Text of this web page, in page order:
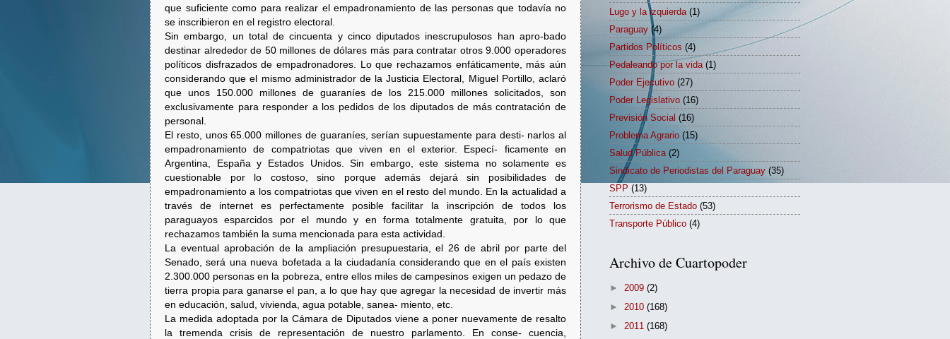
que suficiente como para realizar el empadronamiento de las personas que todavía no
se inscribieron en el registro electoral.
Sin embargo, un total de cincuenta y cinco diputados inescrupulosos han apro-bado
destinar alrededor de 50 millones de dólares más para contratar otros 9.000 operadores
políticos disfrazados de empadronadores. Lo que rechazamos enfáticamente, más aún
considerando que el mismo administrador de la Justicia Electoral, Miguel Portillo, aclaró
que unos 150.000 millones de guaraníes de los 215.000 millones solicitados, son
exclusivamente para responder a los pedidos de los diputados de más contratación de
personal.
El resto, unos 65.000 millones de guaraníes, serían supuestamente para desti- narlos al
empadronamiento de compatriotas que viven en el exterior. Especí- ficamente en
Argentina, España y Estados Unidos. Sin embargo, este sistema no solamente es
cuestionable por lo costoso, sino porque además dejará sin posibilidades de
empadronamiento a los compatriotas que viven en el resto del mundo. En la actualidad a
través de internet es perfectamente posible facilitar la inscripción de todos los
paraguayos esparcidos por el mundo y en forma totalmente gratuita, por lo que
rechazamos también la suma mencionada para esta actividad.
La eventual aprobación de la ampliación presupuestaria, el 26 de abril por parte del
Senado, será una nueva bofetada a la ciudadanía considerando que en el país existen
2.300.000 personas en la pobreza, entre ellos miles de campesinos exigen un pedazo de
tierra propia para ganarse el pan, a lo que hay que agregar la necesidad de invertir más
en educación, salud, vivienda, agua potable, sanea- miento, etc.
La medida adoptada por la Cámara de Diputados viene a poner nuevamente de resalto
la tremenda crisis de representación de nuestro parlamento. En conse- cuencia,
Lugo y la izquierda (1)
Paraguay (4)
Partidos Políticos (4)
Pedaleando por la vida (1)
Poder Ejecutivo (27)
Poder Legislativo (16)
Previsión Social (16)
Problema Agrario (15)
Salud Pública (2)
Sindicato de Periodistas del Paraguay (35)
SPP (13)
Terrorismo de Estado (53)
Transporte Público (4)
Archivo de Cuartopoder
► 2009 (2)
► 2010 (168)
► 2011 (168)